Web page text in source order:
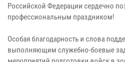
Российской Федерации сердечно
профессиональным праздником!
Особая благодарность и слова
выполняющим служебно-боевые